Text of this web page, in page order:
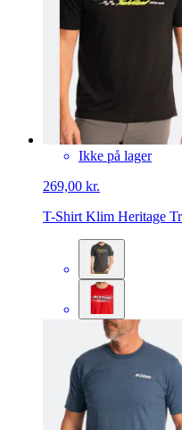
Ikke på lager
269,00 kr.
T-Shirt Klim Heritage